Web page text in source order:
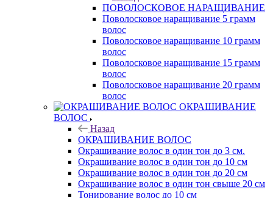
ПОВОЛОСКОВОЕ НАРАЩИВАНИЕ
Поволосковое наращивание 5 грамм
волос
Поволосковое наращивание 10 грамм
волос
Поволосковое наращивание 15 грамм
волос
Поволосковое наращивание 20 грамм
волос
ОКРАШИВАНИЕ
ВОЛОС
Назад
ОКРАШИВАНИЕ ВОЛОС
Окрашивание волос в один тон до 3 см.
Окрашивание волос в один тон до 10 см
Окрашивание волос в один тон до 20 см
Окрашивание волос в один тон свыше 20 см
Тонирование волос до 10 см